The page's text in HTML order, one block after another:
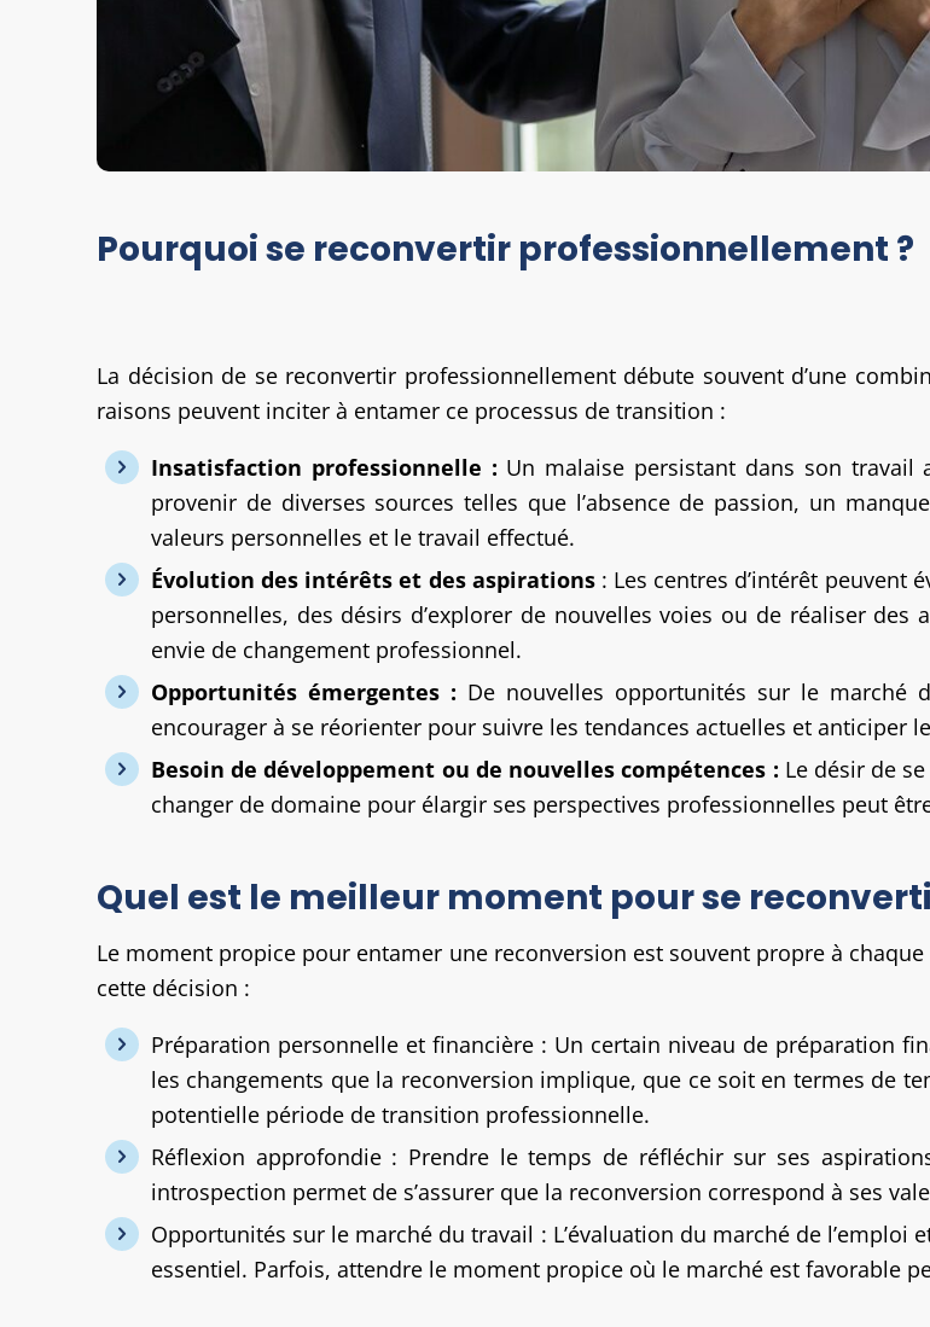
Pourquoi se reconvertir professionnellement ?
La décision de se reconvertir professionnellement débute souvent d’une
raisons peuvent inciter à entamer ce processus de transition :
Insatisfaction professionnelle : Un malaise persistant dans son travail
provenir de diverses sources telles que l’absence de passion, un
valeurs personnelles et le travail effectué.
Évolution des intérêts et des aspirations: Les centres d’intérêt peuvent
personnelles, des désirs d’explorer de nouvelles voies ou de réaliser
envie de changement professionnel.
Opportunités émergentes : De nouvelles opportunités sur le marché
encourager à se réorienter pour suivre les tendances actuelles et anticiper
Besoin de développement ou de nouvelles compétences : Le désir de
changer de domaine pour élargir ses perspectives professionnelles peut
Quel est le meilleur moment pour se
Le moment propice pour entamer une reconversion est souvent propre à
cette décision :
Préparation personnelle et financière : Un certain niveau de préparation
les changements que la reconversion implique, que ce soit en termes de
potentielle période de transition professionnelle.
Réflexion approfondie : Prendre le temps de réfléchir sur ses
introspection permet de s’assurer que la reconversion correspond à ses
Opportunités sur le marché du travail : L’évaluation du marché de
essentiel. Parfois, attendre le moment propice où le marché est favorable